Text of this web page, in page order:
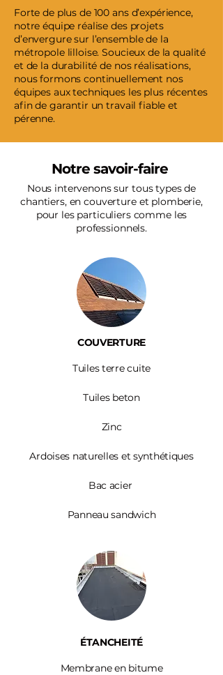
Forte de plus de 100 ans d’expérience,
notre équipe réalise des projets
d’envergure sur l’ensemble de la
métropole lilloise. Soucieux de la qualité
et de la durabilité de nos réalisations,
nous formons continuellement nos
équipes aux techniques les plus récentes
afin de garantir un travail fiable et
pérenne.
Notre savoir-faire
Nous intervenons sur tous types de
chantiers, en couverture et plomberie,
pour les particuliers comme les
professionnels.
COUVERTURE
Tuiles terre cuite
Tuiles beton
Zinc​
Ardoises naturelles et synthétiques
Bac acier
Panneau sandwich
ÉTANCHEITÉ
Membrane en bitume